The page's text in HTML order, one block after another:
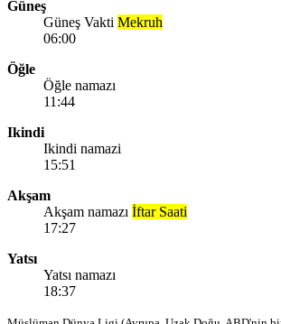
Güneş
Güneş Vakti Mekruh
06:00
Öğle
Öğle namazı
11:44
Ikindi
Ikindi namazi
15:51
Akşam
Akşam namazı İftar Saati
17:27
Yatsı
Yatsı namazı
18:37